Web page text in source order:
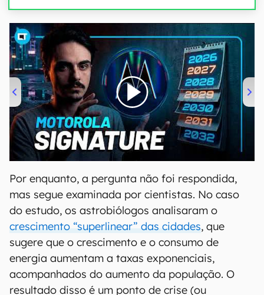
00:00/20:46
Por enquanto, a pergunta não foi respondida,
mas segue examinada por cientistas. No caso
do estudo, os astrobiólogos analisaram o
crescimento “superlinear” das cidades, que
sugere que o crescimento e o consumo de
energia aumentam a taxas exponenciais,
acompanhados do aumento da população. O
resultado disso é um ponto de crise (ou